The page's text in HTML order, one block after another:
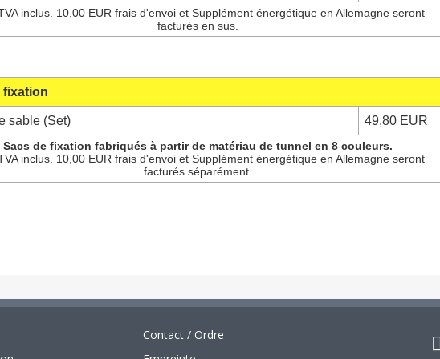
inclus. 10,00 EUR frais d'envoi et Supplément énergétique en Allemagne seront
facturés en sus.
fixation
sable (Set) 49,80 EUR
Sacs de fixation fabriqués à partir de matériau de tunnel en 8 couleurs.
inclus. 10,00 EUR frais d'envoi et Supplément énergétique en Allemagne seront
facturés séparément.
Contact / Ordre